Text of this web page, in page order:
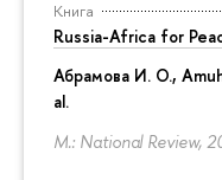
Книга
Russia-Africa for
Абрамова И. О.,
al.
M.: National Review,